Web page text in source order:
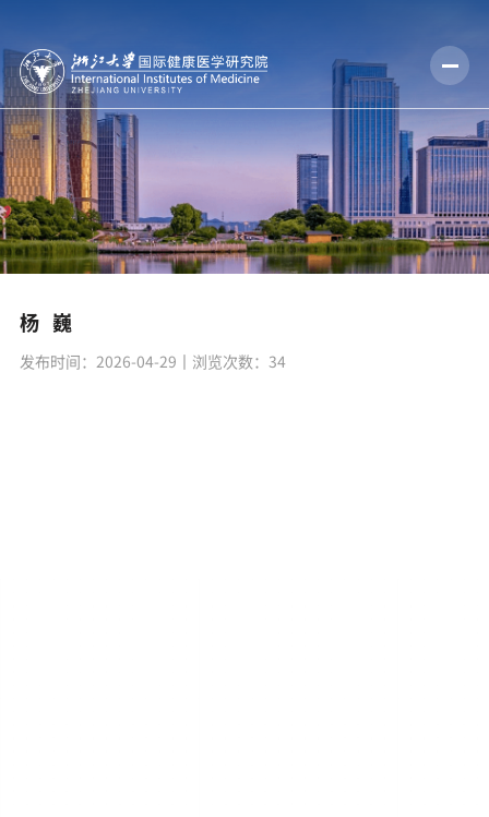
杨 巍
发布时间：2026-04-29 丨浏览次数： 34